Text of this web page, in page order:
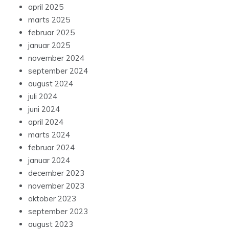
april 2025
marts 2025
februar 2025
januar 2025
november 2024
september 2024
august 2024
juli 2024
juni 2024
april 2024
marts 2024
februar 2024
januar 2024
december 2023
november 2023
oktober 2023
september 2023
august 2023